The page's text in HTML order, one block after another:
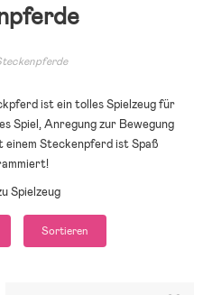
ist ein tolles Spielzeug für
Spiel, Anregung zur Bewegung
einem Steckenpferd ist Spaß
Spielzeug
Sortieren